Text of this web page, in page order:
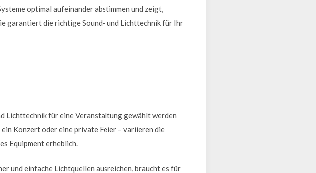
optimal aufeinander abstimmen und zeigt,
garantiert die richtige Sound- und Lichttechnik für Ihr
Lichttechnik für eine Veranstaltung gewählt werden
Konzert oder eine private Feier – variieren die
Equipment erheblich.
und einfache Lichtquellen ausreichen, braucht es für